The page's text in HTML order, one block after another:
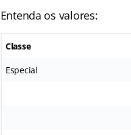
Entenda os valores:
Classe
Especial